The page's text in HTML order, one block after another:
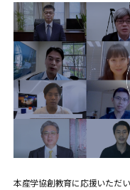
本産学協創教育に応援いただ